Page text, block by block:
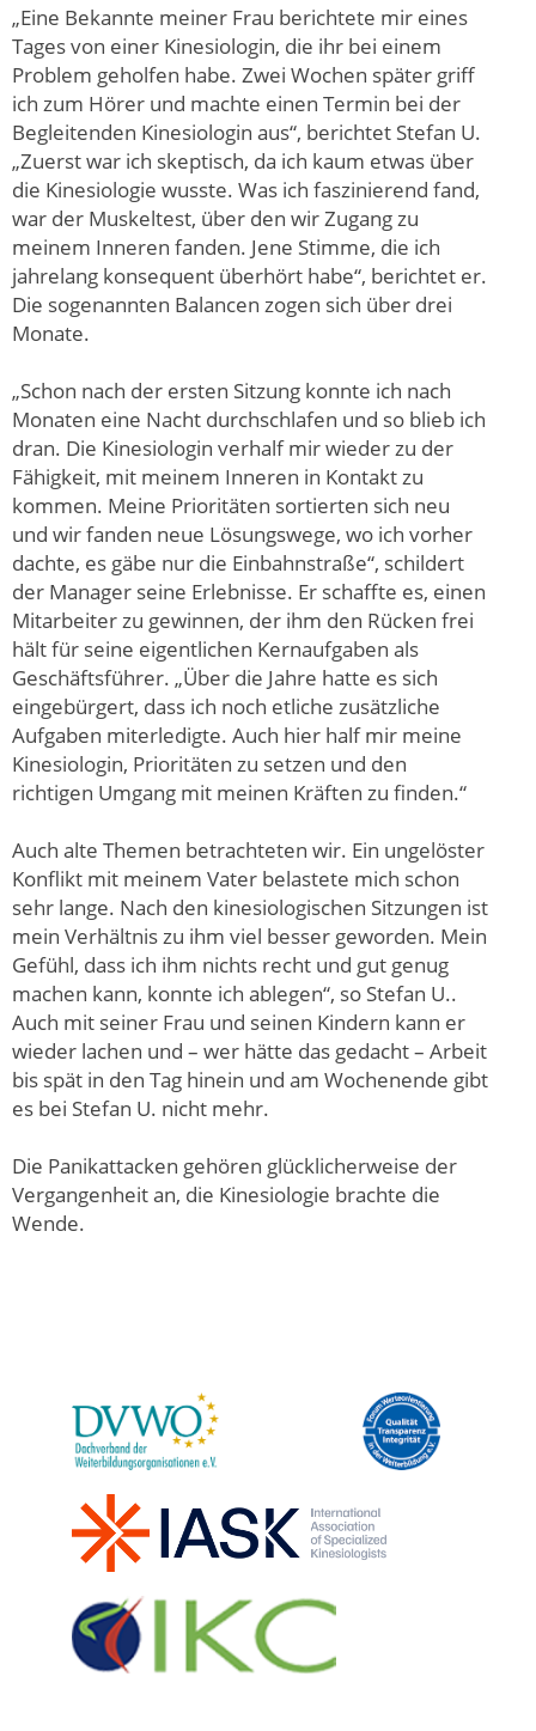
„Eine Bekannte meiner Frau berichtete mir eines
Tages von einer Kinesiologin, die ihr bei einem
Problem geholfen habe. Zwei Wochen später griff
ich zum Hörer und machte einen Termin bei der
Begleitenden Kinesiologin aus“, berichtet Stefan U.
„Zuerst war ich skeptisch, da ich kaum etwas über
die Kinesiologie wusste. Was ich faszinierend fand,
war der Muskeltest, über den wir Zugang zu
meinem Inneren fanden. Jene Stimme, die ich
jahrelang konsequent überhört habe“, berichtet er.
Die sogenannten Balancen zogen sich über drei
Monate.
„Schon nach der ersten Sitzung konnte ich nach
Monaten eine Nacht durchschlafen und so blieb ich
dran. Die Kinesiologin verhalf mir wieder zu der
Fähigkeit, mit meinem Inneren in Kontakt zu
kommen. Meine Prioritäten sortierten sich neu
und wir fanden neue Lösungswege, wo ich vorher
dachte, es gäbe nur die Einbahnstraße“, schildert
der Manager seine Erlebnisse. Er schaffte es, einen
Mitarbeiter zu gewinnen, der ihm den Rücken frei
hält für seine eigentlichen Kernaufgaben als
Geschäftsführer. „Über die Jahre hatte es sich
eingebürgert, dass ich noch etliche zusätzliche
Aufgaben miterledigte. Auch hier half mir meine
Kinesiologin, Prioritäten zu setzen und den
richtigen Umgang mit meinen Kräften zu finden.“
Auch alte Themen betrachteten wir. Ein ungelöster
Konflikt mit meinem Vater belastete mich schon
sehr lange. Nach den kinesiologischen Sitzungen ist
mein Verhältnis zu ihm viel besser geworden. Mein
Gefühl, dass ich ihm nichts recht und gut genug
machen kann, konnte ich ablegen“, so Stefan U..
Auch mit seiner Frau und seinen Kindern kann er
wieder lachen und – wer hätte das gedacht – Arbeit
bis spät in den Tag hinein und am Wochenende gibt
es bei Stefan U. nicht mehr.
Die Panikattacken gehören glücklicherweise der
Vergangenheit an, die Kinesiologie brachte die
Wende.